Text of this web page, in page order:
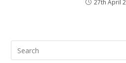
27th April